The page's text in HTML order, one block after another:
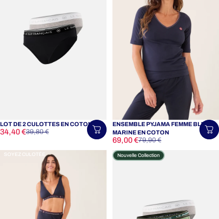
Choisir une taille
LOT DE 2 CULOTTES EN COTON
Prix promotionnel
34,40 €
Prix habituel
39,80 €
ENSEMBLE PYJAMA FEMME BLEU
MARINE EN COTON
Prix promotionnel
69,00 €
Prix habituel
79,90 €
SOYEZ CULOTÉE Nouvelle Collection